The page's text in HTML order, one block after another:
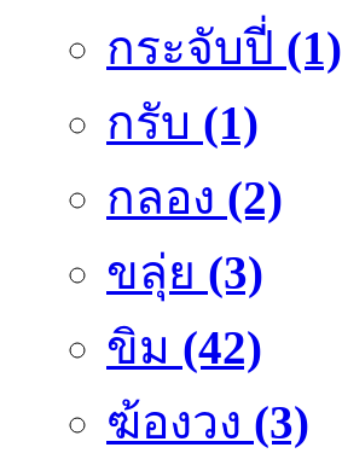
กระจับปี่ (1)
กรับ (1)
กลอง (2)
ขลุ่ย (3)
ขิม (42)
ฆ้องวง (3)